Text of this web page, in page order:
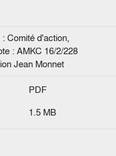
Comité d'action,
: AMKC 16/2/228
Jean Monnet
PDF
1.5 MB